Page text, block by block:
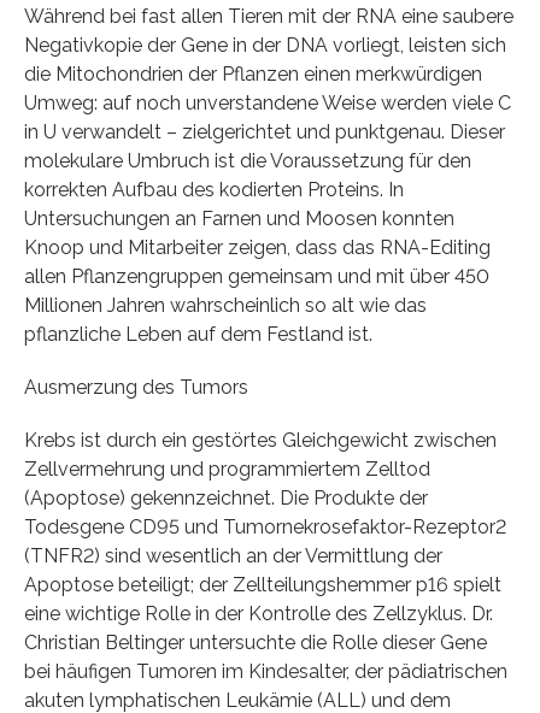
Während bei fast allen Tieren mit der RNA eine saubere
Negativkopie der Gene in der DNA vorliegt, leisten sich
die Mitochondrien der Pflanzen einen merkwürdigen
Umweg: auf noch unverstandene Weise werden viele C
in U verwandelt – zielgerichtet und punktgenau. Dieser
molekulare Umbruch ist die Voraussetzung für den
korrekten Aufbau des kodierten Proteins. In
Untersuchungen an Farnen und Moosen konnten
Knoop und Mitarbeiter zeigen, dass das RNA-Editing
allen Pflanzengruppen gemeinsam und mit über 450
Millionen Jahren wahrscheinlich so alt wie das
pflanzliche Leben auf dem Festland ist.
Ausmerzung des Tumors
Krebs ist durch ein gestörtes Gleichgewicht zwischen
Zellvermehrung und programmiertem Zelltod
(Apoptose) gekennzeichnet. Die Produkte der
Todesgene CD95 und Tumornekrosefaktor-Rezeptor2
(TNFR2) sind wesentlich an der Vermittlung der
Apoptose beteiligt; der Zellteilungshemmer p16 spielt
eine wichtige Rolle in der Kontrolle des Zellzyklus. Dr.
Christian Beltinger untersuchte die Rolle dieser Gene
bei häufigen Tumoren im Kindesalter, der pädiatrischen
akuten lymphatischen Leukämie (ALL) und dem